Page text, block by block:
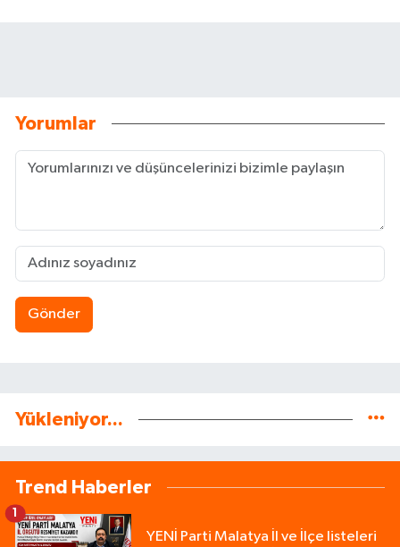
Yorumlar
Gönder
Yükleniyor...
Trend Haberler
YENİ Parti Malatya İl ve İlçe listeleri
1